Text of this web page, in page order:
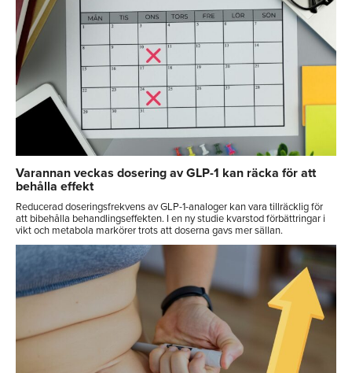
Varannan veckas dosering av GLP-1 kan räcka för att
behålla effekt
Reducerad doseringsfrekvens av GLP-1-analoger kan vara tillräcklig för
att bibehålla behandlingseffekten. I en ny studie kvarstod förbättringar i
vikt och metabola markörer trots att doserna gavs mer sällan.